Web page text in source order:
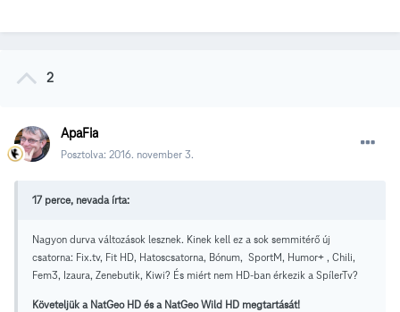
2
ApaFia
Posztolva: 2016. november 3.
17 perce, nevada írta:
Nagyon durva változások lesznek. Kinek kell ez a sok semmitérő új
csatorna: Fix.tv, Fit HD, Hatoscsatorna, Bónum, SportM, Humor+ , Chili,
Fem3, Izaura, Zenebutik, Kiwi? És miért nem HD-ban érkezik a SpílerTv?
Követeljük a NatGeo HD és a NatGeo Wild HD megtartását!